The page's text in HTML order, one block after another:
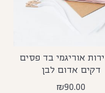
אוריגמי בד פסים
דקים אדום לבן
₪90.00